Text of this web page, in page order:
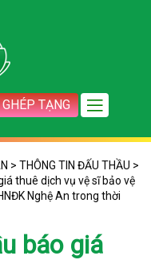
TẠNG
> THÔNG TIN ĐẤU THẦU >
thuê dịch vụ vệ sĩ bảo vệ
Nghệ An trong thời
báo giá